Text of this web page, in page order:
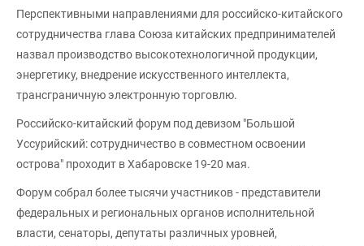
Перспективными направлениями для российско-китайского
сотрудничества глава Союза китайских предпринимателей
назвал производство высокотехнологичной продукции,
энергетику, внедрение искусственного интеллекта,
трансграничную электронную торговлю.
Российско-китайский форум под девизом "Большой
Уссурийский: сотрудничество в совместном освоении
острова" проходит в Хабаровске 19-20 мая.
Форум собрал более тысячи участников - представители
федеральных и региональных органов исполнительной
власти, сенаторы, депутаты различных уровней,